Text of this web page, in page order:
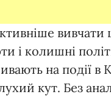
і колишні
на події
кут. Без